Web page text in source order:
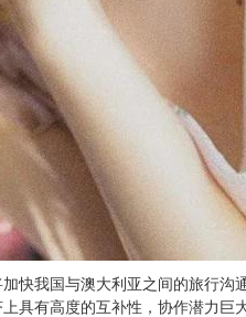
我国与澳大利亚之间的旅行沟
具有高度的互补性，协作潜力巨